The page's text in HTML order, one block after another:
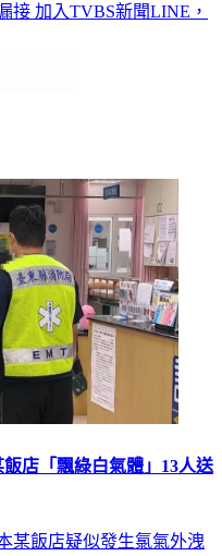
接 加入TVBS新聞LINE，
店「飄綠白氣體」13人送
某飯店疑似發生氯氣外洩